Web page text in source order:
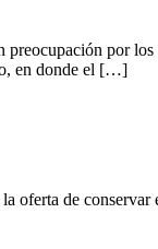
por los
en donde el […]
de conservar